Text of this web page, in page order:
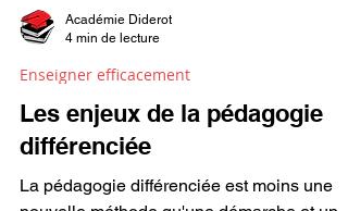
Académie Diderot
4 min de lecture
Enseigner efficacement
Les enjeux de la pédagogie
différenciée